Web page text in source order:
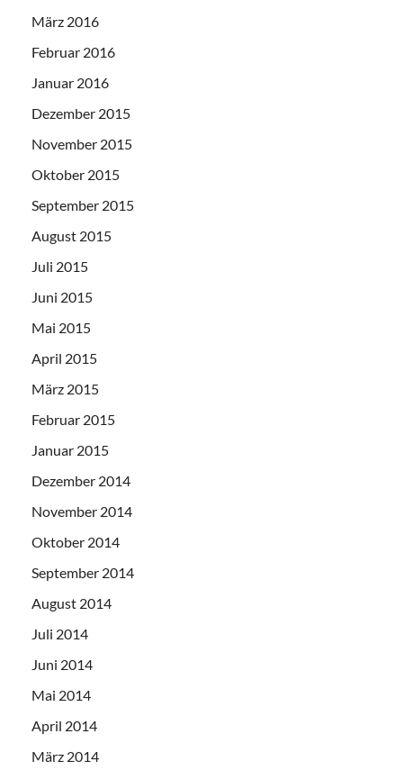
März 2016
Februar 2016
Januar 2016
Dezember 2015
November 2015
Oktober 2015
September 2015
August 2015
Juli 2015
Juni 2015
Mai 2015
April 2015
März 2015
Februar 2015
Januar 2015
Dezember 2014
November 2014
Oktober 2014
September 2014
August 2014
Juli 2014
Juni 2014
Mai 2014
April 2014
März 2014